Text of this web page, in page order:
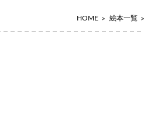
HOME 絵本一覧